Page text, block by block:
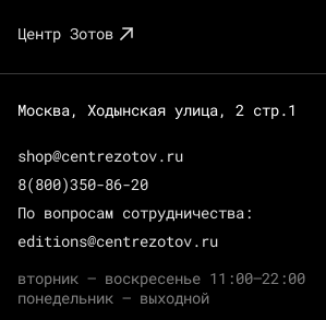
Центр Зотов
Москва, Ходынская улица, 2 стр.1
shop@centrezotov.ru
8(800)350-86-20
По вопросам сотрудничества:
editions@centrezotov.ru
вторник — воскресенье 11:00–22:00
понедельник — выходной